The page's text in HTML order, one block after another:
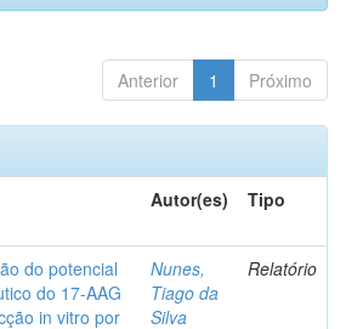
Anterior 1 Próximo
Autor(es) Tipo
do potencial
do 17-AAG
in vitro por
Nunes,
Tiago da
Silva
Relatório